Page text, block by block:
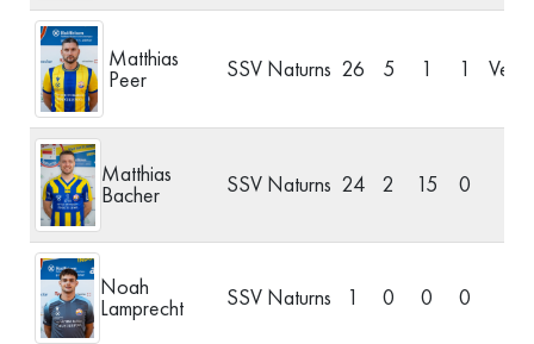
Matthias
Peer SSV Naturns 26 5 1 1
Matthias
Bacher SSV Naturns 24 2 15 0
Noah
Lamprecht SSV Naturns 1 0 0 0